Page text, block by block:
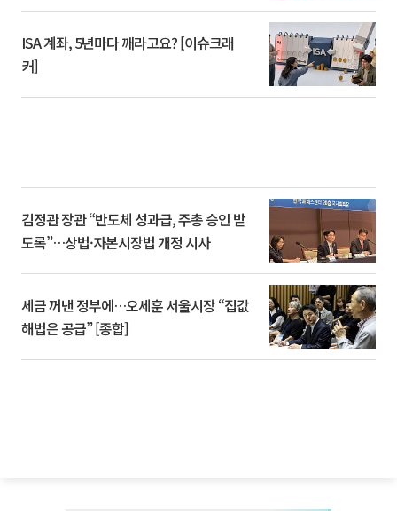
ISA 계좌, 5년마다 깨라고요? [이슈크래
커]
김정관 장관 “반도체 성과급, 주총 승인 받
도록”…상법·자본시장법 개정 시사
세금 꺼낸 정부에…오세훈 서울시장 “집값
해법은 공급” [종합]